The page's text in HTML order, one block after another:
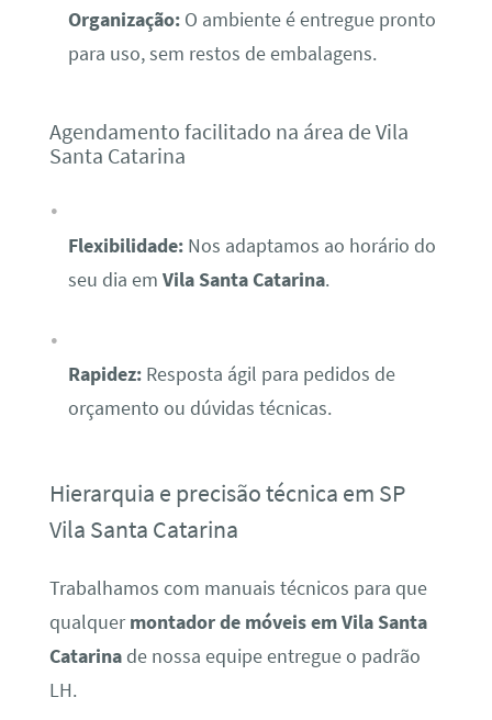
Organização:O ambiente é entregue pronto
para uso, sem restos de embalagens.
Agendamento facilitado na área de Vila
Santa Catarina
Flexibilidade:Nos adaptamos ao horário do
seu dia em Vila Santa Catarina.
Rapidez:Resposta ágil para pedidos de
orçamento ou dúvidas técnicas.
Hierarquia e precisão técnica em SP
Vila Santa Catarina
Trabalhamos com manuais técnicos para que
qualquermontador de móveis em Vila Santa
Catarinade nossa equipe entregue o padrão
LH.